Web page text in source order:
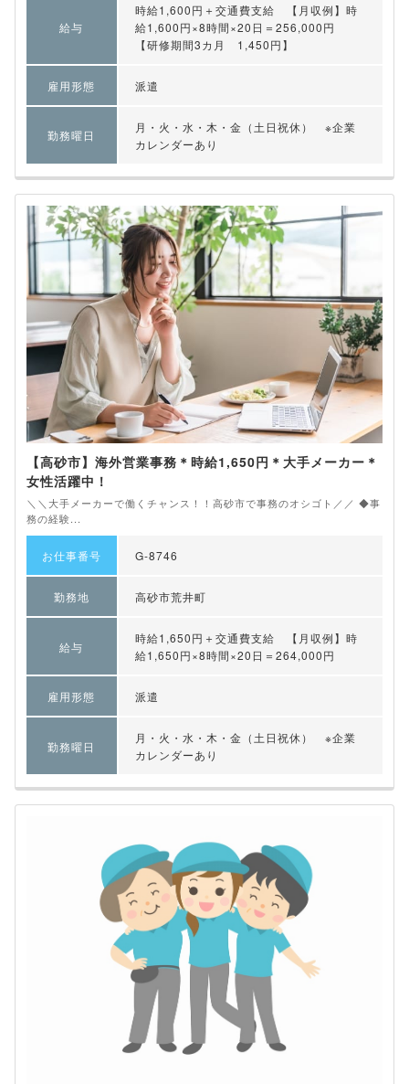
給与
時給1,600円＋交通費支給 【月収例】時
給1,600円×8時間×20日＝256,000円
【研修期間3カ月 1,450円】
雇用形態 派遣
勤務曜日
月・火・水・木・金（土日祝休） ※企業
カレンダーあり
【高砂市】海外営業事務＊時給1,650円＊大手メーカー＊
女性活躍中！
＼＼大手メーカーで働くチャンス！！高砂市で事務のオシゴト／／ ◆事
務の経験...
お仕事番号 G-8746
勤務地 高砂市荒井町
給与
時給1,650円＋交通費支給 【月収例】時
給1,650円×8時間×20日＝264,000円
雇用形態 派遣
勤務曜日
月・火・水・木・金（土日祝休） ※企業
カレンダーあり